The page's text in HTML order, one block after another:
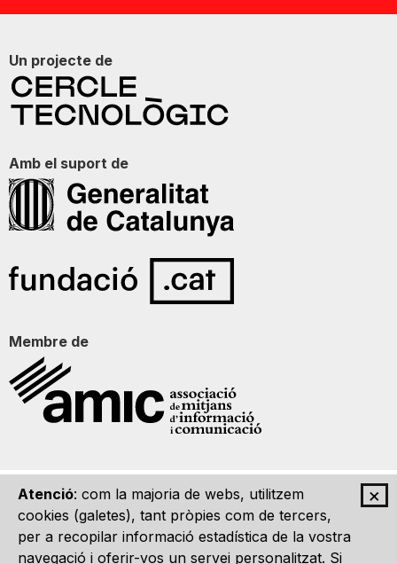
×
Atenció: com la majoria de webs, utilitzem
cookies (galetes), tant pròpies com de tercers,
per a recopilar informació estadística de la vostra
navegació i oferir-vos un servei personalitzat. Si
Un projecte de
Amb el suport de
Membre de
Qui som Contacte Imatge Gràfica Avís legal